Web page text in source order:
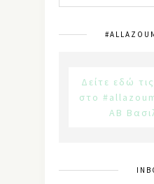
Δείτε εδώ
στο
ΑΒ